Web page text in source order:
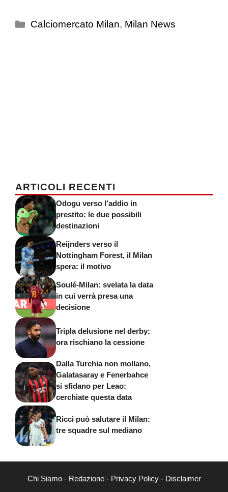
Categorie
Calciomercato Milan, Milan News
ARTICOLI RECENTI
Odogu verso l’addio in
prestito: le due possibili
destinazioni
Reijnders verso il
Nottingham Forest, il Milan
spera: il motivo
Soulé-Milan: svelata la data
in cui verrà presa una
decisione
Tripla delusione nel derby:
ora rischiano la cessione
Dalla Turchia non mollano,
Galatasaray e Fenerbahce
si sfidano per Leao:
cerchiate questa data
Ricci può salutare il Milan:
tre squadre sul mediano
Chi Siamo- Redazione- Privacy Policy- Disclaimer